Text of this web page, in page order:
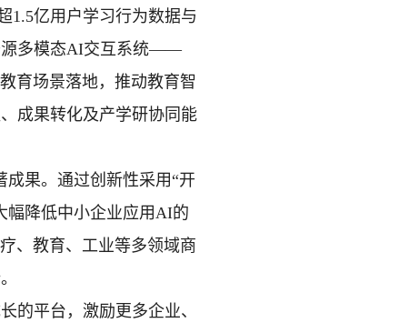
1.5亿用户学习行为数据与
源多模态AI交互系统——
育场景落地，推动教育智
成果转化及产学研协同能
果。通过创新性采用“开
幅降低中小企业应用AI的
、教育、工业等多领域商
平台，激励更多企业、